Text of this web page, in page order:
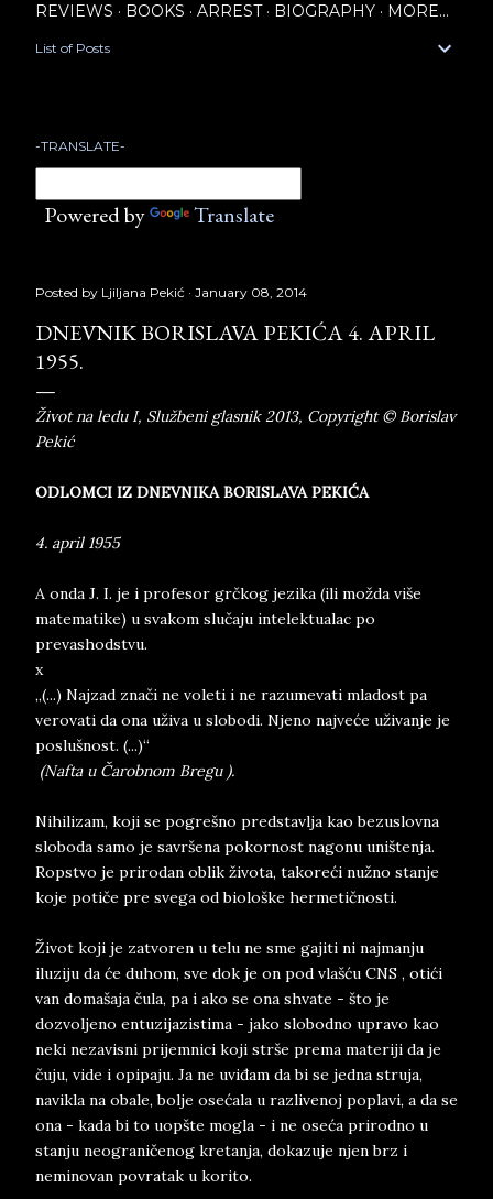
REVIEWS BOOKS ARREST BIOGRAPHY MORE…
List of Posts
-TRANSLATE-
Powered by Translate
Posted by Ljiljana Pekić January 08, 2014
DNEVNIK BORISLAVA PEKIĆA 4. APRIL
1955.
Život na ledu I, Službeni glasnik 2013, Copyright © Borislav
Pekić
ODLOMCI IZ DNEVNIKA BORISLAVA PEKIĆA
4. april 1955
A onda J. I. je i profesor grčkog jezika (ili možda više
matematike) u svakom slučaju intelektualac po
prevashodstvu.
x
„(...) Najzad znači ne voleti i ne razumevati mladost pa
verovati da ona uživa u slobodi. Njeno najveće uživanje je
poslušnost. (...)“
(Nafta u Čarobnom Bregu ).
Nihilizam, koji se pogrešno predstavlja kao bezuslovna
sloboda samo je savršena pokornost nagonu uništenja.
Ropstvo je prirodan oblik života, takoreći nužno stanje
koje potiče pre svega od biološke hermetičnosti.
Život koji je zatvoren u telu ne sme gajiti ni najmanju
iluziju da će duhom, sve dok je on pod vlašću CNS , otići
van domašaja čula, pa i ako se ona shvate - što je
dozvoljeno entuzijazistima - jako slobodno upravo kao
neki nezavisni prijemnici koji strše prema materiji da je
čuju, vide i opipaju. Ja ne uviđam da bi se jedna struja,
navikla na obale, bolje osećala u razlivenoj poplavi, a da se
ona - kada bi to uopšte mogla - i ne oseća prirodno u
stanju neograničenog kretanja, dokazuje njen brz i
neminovan povratak u korito.